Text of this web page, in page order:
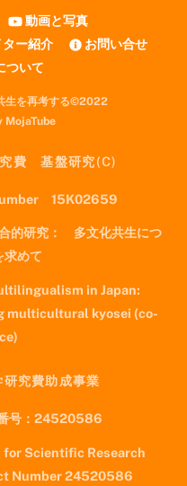
動画と写真
ター紹介
お問い合せ
ついて
生を再考する©2022
MojaTube
費 基盤研究(C)
15K02659
的研究： 多文化共生につ
求めて
in Japan:
multicultural kyosei (co-
究費助成事業
号：24520586
Scientific Research
Number 24520586